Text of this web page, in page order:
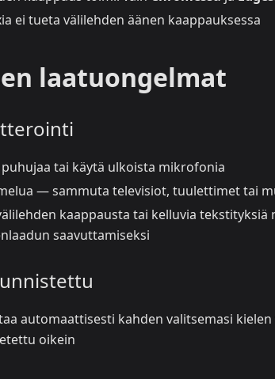
ei tueta välilehden äänen kaappauksessa
laatuongelmat
tai käytä ulkoista mikrofonia
— sammuta televisiot, tuulettimet tai
kaappausta tai kelluvia
saavuttamiseksi
automaattisesti kahden valitsemasi
oikein